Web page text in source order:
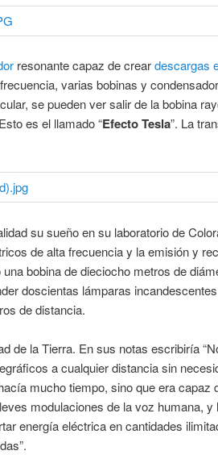
resonante capaz de creardescargas
varias bobinas y
se pueden ver salir de la bobina
es el llamado “Efecto Tesla”. La
su sueño en su laboratorio de
de alta frecuencia y la emisión y
bobina de dieciocho metros de
doscientas lámparas
de distancia.
de la Tierra. En sus notas escribiría
a cualquier distancia sin
mucho tiempo, sino que era capaz
modulaciones de la voz humana, y
energía eléctrica en cantidades